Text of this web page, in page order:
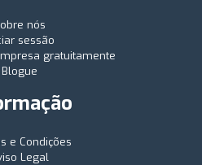
nós
sessão
gratuitamente
Blogue
e Condições
Legal